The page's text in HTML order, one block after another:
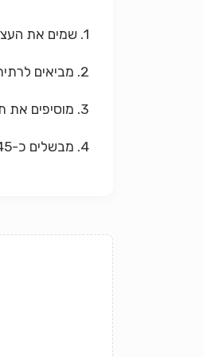
1. שמים את העצמות בסיר עם המים.
2. מביאים לרתיחה ומבשלים כשעה וחצי, כשמידי פעם מסירים את הקצף מעל פני המרק.
3. מוסיפים את תפו"א, בודקים ומתקנים את הטעם.
4. מבשלים כ-45 דקות נוספות.